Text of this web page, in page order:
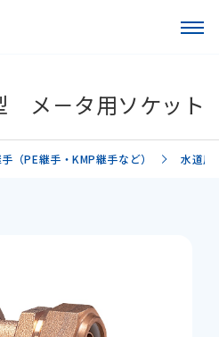
メ－タ用ソケット
（PE継手・KMP継手など） 水道用